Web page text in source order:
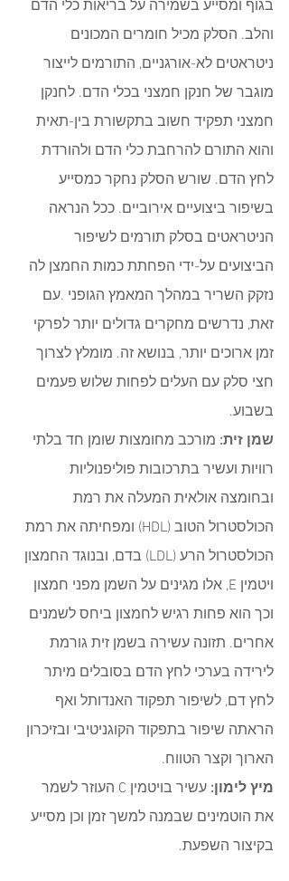
בגוף ומסייע בשמירה על בריאות כלי הדם
והלב. הסלק מכיל חומרים המכונים
ניטראטים לא-אורגניים, התורמים לייצור
מוגבר של חנקן חמצני בכלי הדם. לחנקן
חמצני תפקיד חשוב בתקשורת בין-תאית
והוא התורם להרחבת כלי הדם ולהורדת
לחץ הדם. שורש הסלק נחקר כמסייע
בשיפור ביצועיים אירוביים. ככל הנראה
הניטראטים בסלק תורמים לשיפור
הביצועים על-ידי הפחתת כמות החמצן לה
נזקק השריר במהלך המאמץ הגופני .עם
זאת, נדרשים מחקרים גדולים יותר לפרקי
זמן ארוכים יותר, בנושא זה. מומלץ לצרוך
חצי סלק עם העלים לפחות שלוש פעמים
בשבוע.
שמן זית: מורכב מחומצות שומן חד בלתי
רוויות ועשיר בתרכובות פוליפנוליות
ובחומצה אולאית המעלה את רמת
הכולסטרול הטוב (HDL) ומפחיתה את רמת
הכולסטרול הרע (LDL) בדם, ובנוגד החמצון
ויטמין E, אלו מגינים על השמן מפני חמצון
וכך הוא פחות רגיש לחמצון ביחס לשמנים
אחרים. תזונה עשירה בשמן זית גורמת
לירידה בערכי לחץ הדם בסובלים מיתר
לחץ דם, לשיפור תפקוד האנדותל ואף
הראתה שיפור בתפקוד הקוגניטיבי ובזיכרון
הארוך וקצר הטווח.
מיץ לימון:
עשיר בויטמין C העוזר לשמר
את הוטמינים שבמנה למשך זמן וכן מסייע
בקיצור השפעת.